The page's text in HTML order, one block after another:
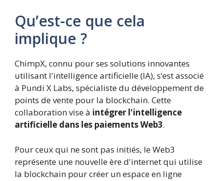
Qu’est-ce que cela
implique ?
ChimpX, connu pour ses solutions innovantes
utilisant l'intelligence artificielle (IA), s’est associé
à Pundi X Labs, spécialiste du développement de
points de vente pour la blockchain. Cette
collaboration vise à intégrer l'intelligence
artificielle dans les paiements Web3.
Pour ceux qui ne sont pas initiés, le Web3
représente une nouvelle ère d'internet qui utilise
la blockchain pour créer un espace en ligne